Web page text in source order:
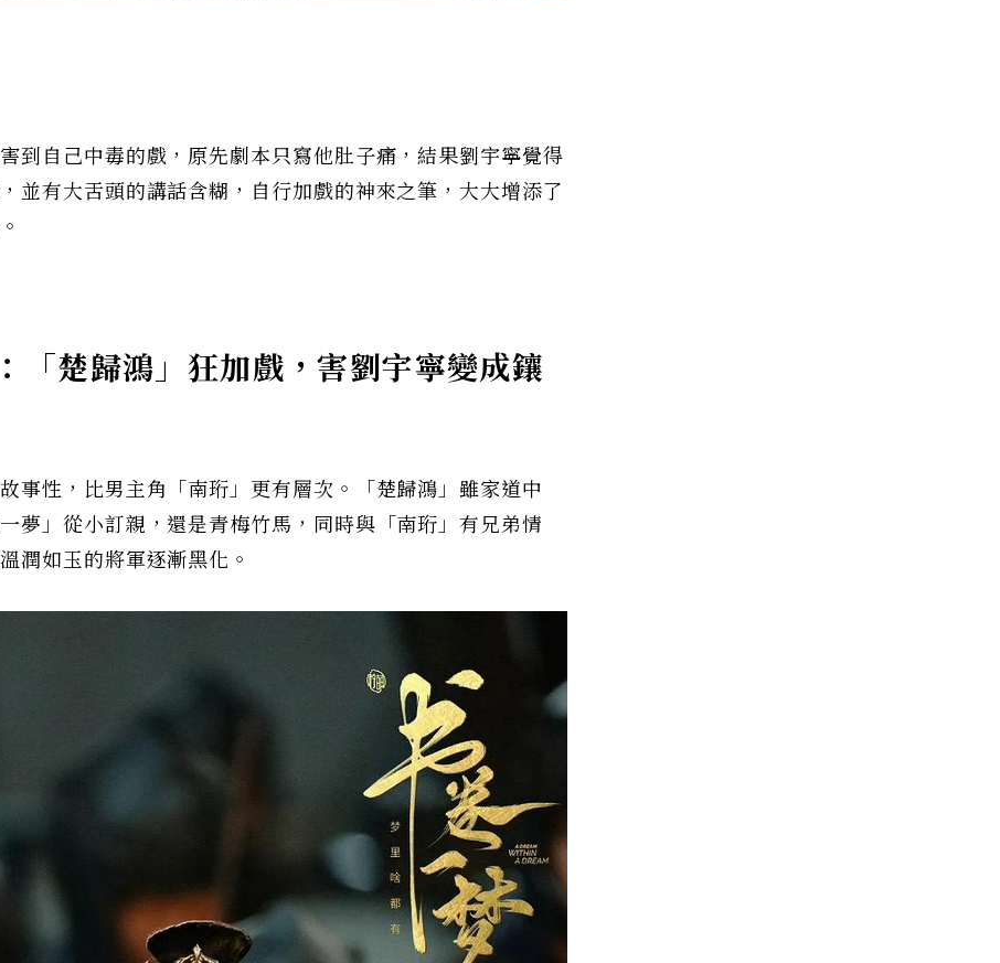
到自己中毒的戲，原先劇本只寫他肚子痛，結果劉宇寧覺得
並有大舌頭的講話含糊，自行加戲的神來之筆，大大增添了
「楚歸鴻」狂加戲，害劉宇寧變成鑲
事性，比男主角「南珩」更有層次。「楚歸鴻」雖家道中
夢」從小訂親，還是青梅竹馬，同時與「南珩」有兄弟情
潤如玉的將軍逐漸黑化。